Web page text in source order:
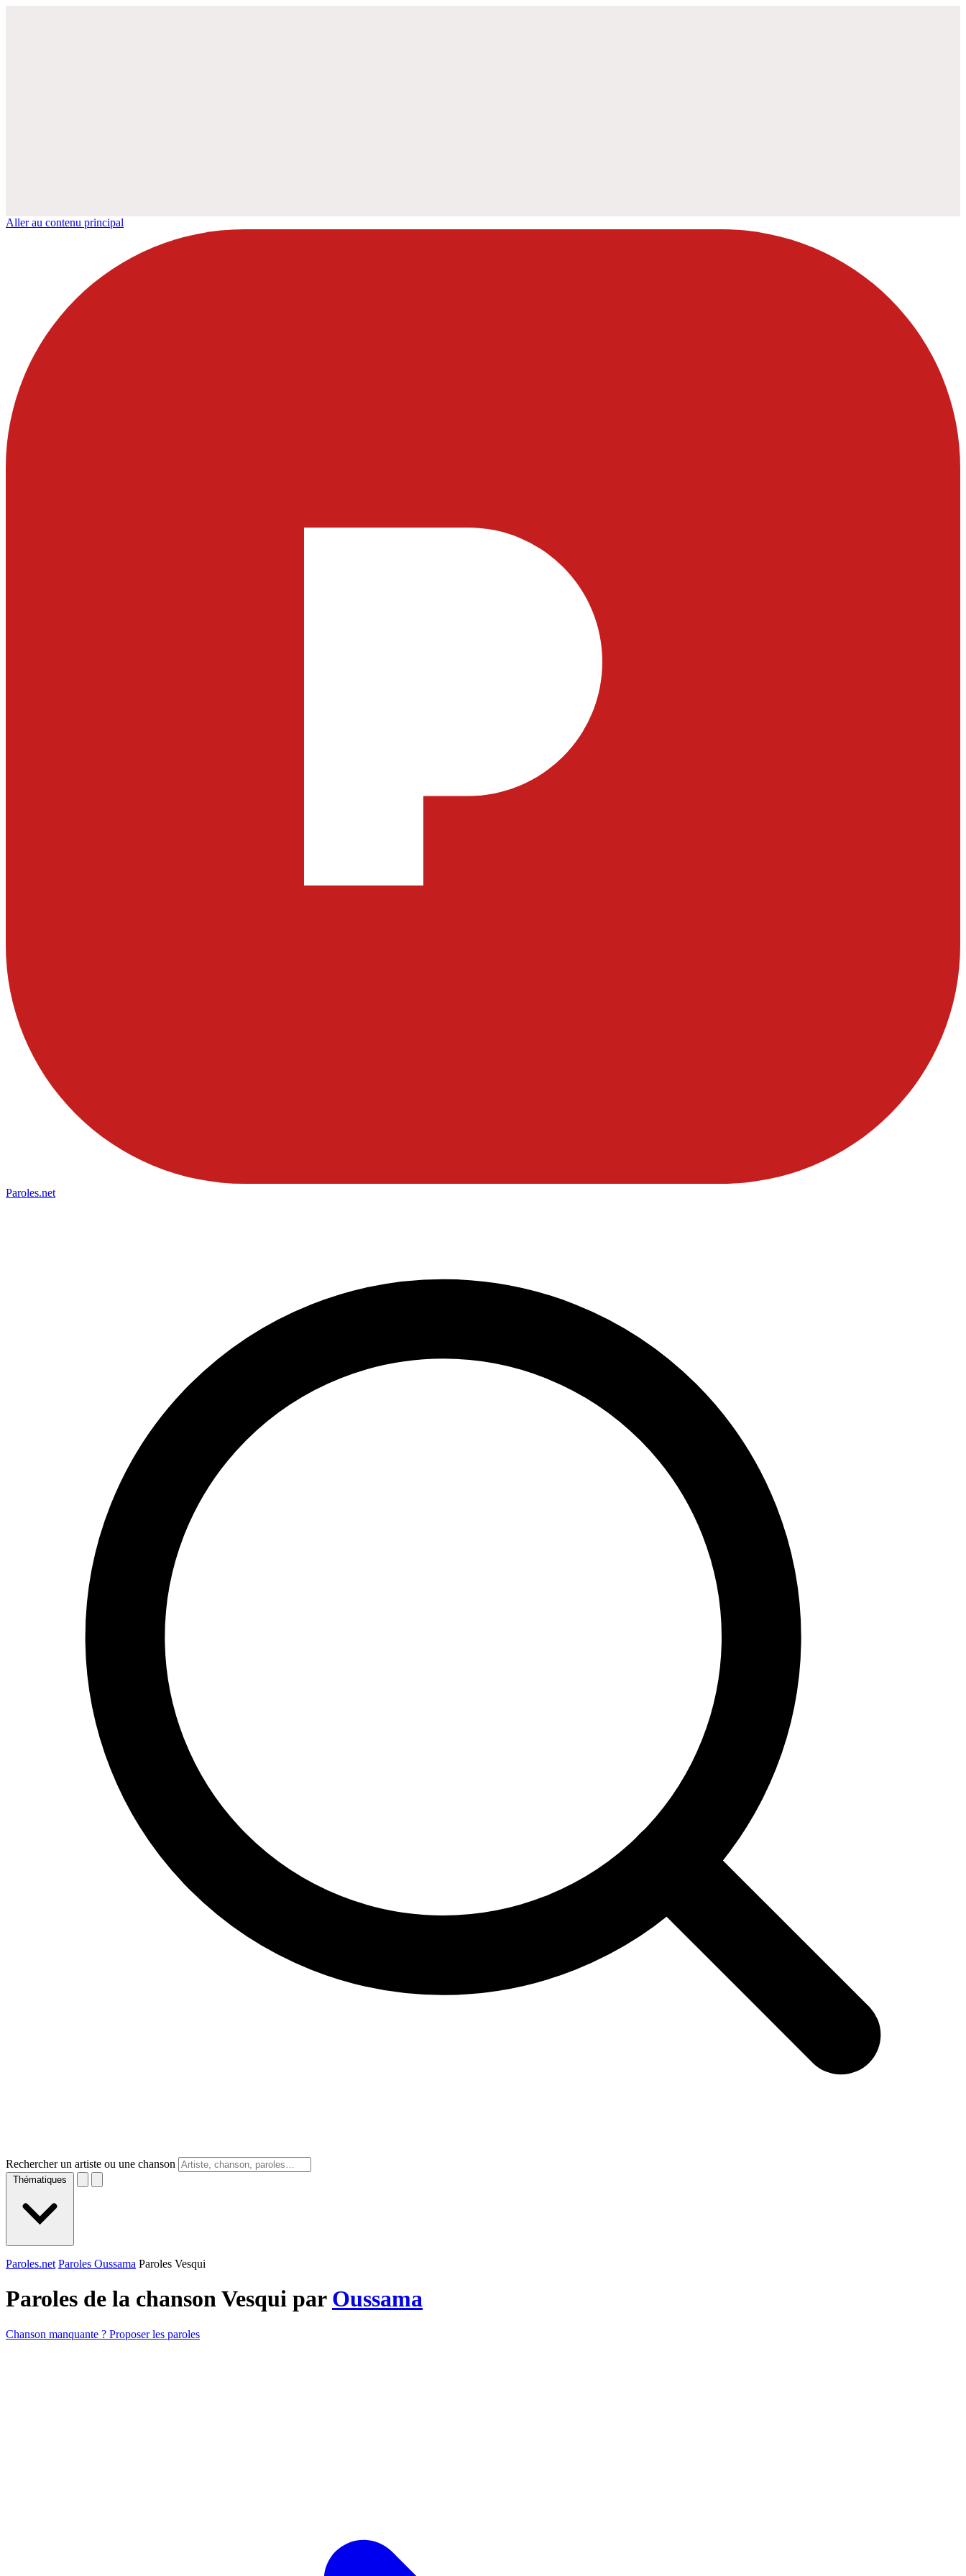
Aller au contenu principal
Paroles.net
Rechercher un artiste ou une chanson
Thématiques
Paroles.net Paroles Oussama Paroles Vesqui
Paroles de la chanson Vesqui par Oussama
Chanson manquante ? Proposer les paroles